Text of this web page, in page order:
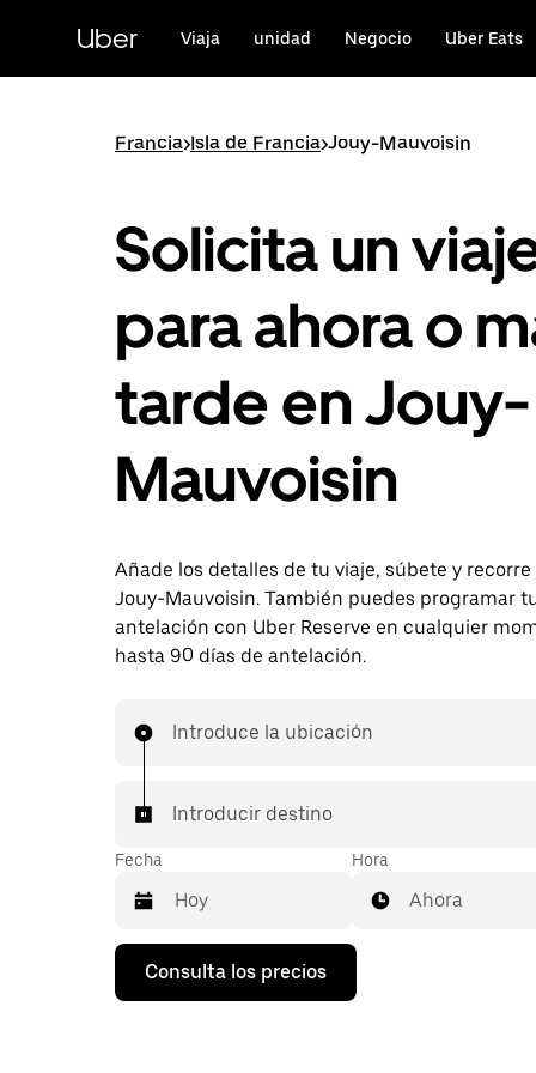
contenido
principal
Uber Viaja unidad Negocio Uber Eats
Francia>Isla de Francia>Jouy-Mauvoisin
Solicita un
para ahora o
tarde en Jouy-
Mauvoisin
Añade los detalles de tu viaje, súbete y recorre
Jouy-Mauvoisin. También puedes programar
antelación con Uber Reserve en cualquier
hasta 90 días de antelación.
Introduce la ubicación
Introducir destino
Fecha
Pulsa
flecha
Hora
Ahora
Consulta los precios